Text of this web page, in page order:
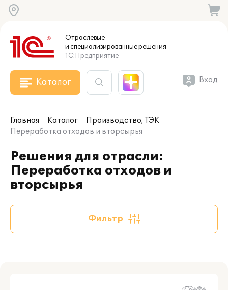
Отраслевые
и специализированныерешения
1С:Предприятие
Каталог Вход
Главная Каталог
Производство, ТЭК
Переработка отходов и вторсырья
Решения для отрасли:
Переработка отходов и
вторсырья
Фильтр